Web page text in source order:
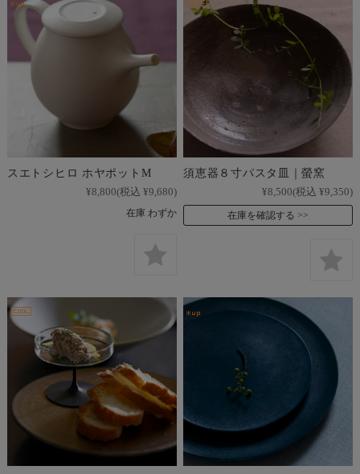
スエトシヒロ ホヤポットM
¥8,800(税込 ¥9,680)
在庫 わずか
須恵器８寸パスタ皿｜螢窯
¥8,500(税込 ¥9,350)
在庫を確認する